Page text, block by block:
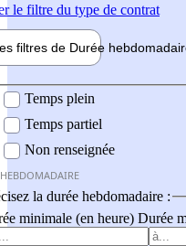
le filtre du type de contrat
filtres de Durée hebdo
Temps plein
Temps partiel
Non renseignée
la durée hebdomadaire :
minimale (en heure) Durée